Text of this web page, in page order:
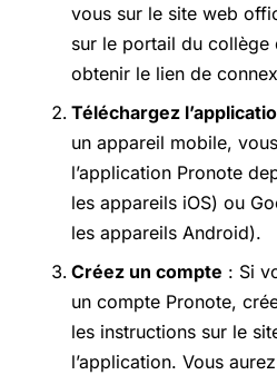
vous sur le site web
sur le portail du collège
obtenir le lien de
Téléchargez
un appareil mobile,
l’application Pronote
les appareils iOS) ou
les appareils Android).
Créez un compte : Si
un compte Pronote,
les instructions sur le
l’application. Vous